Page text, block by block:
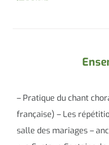
– Pratique du chant
française) – Les
salle des mariages –